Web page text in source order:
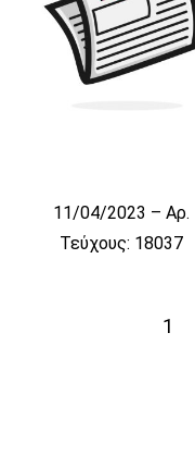
11/04/2023 – Αρ.
Τεύχους: 18037
1